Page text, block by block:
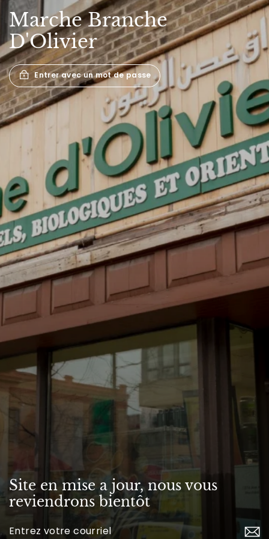
MarcheBranche
D'Olivier
Entrer avec un mot de passe
Site en mise a jour, nous vous
reviendrons bientôt
Inscrivez-